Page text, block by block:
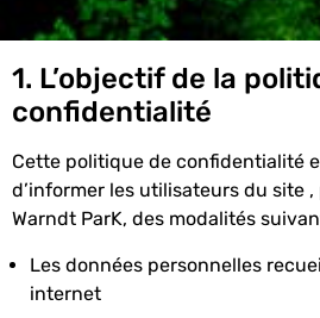
1. L’objectif de la
confidentialité
Cette politique de confidentialité
d’informer les utilisateurs du site
Warndt ParK, des modalités
Les données personnelles
internet